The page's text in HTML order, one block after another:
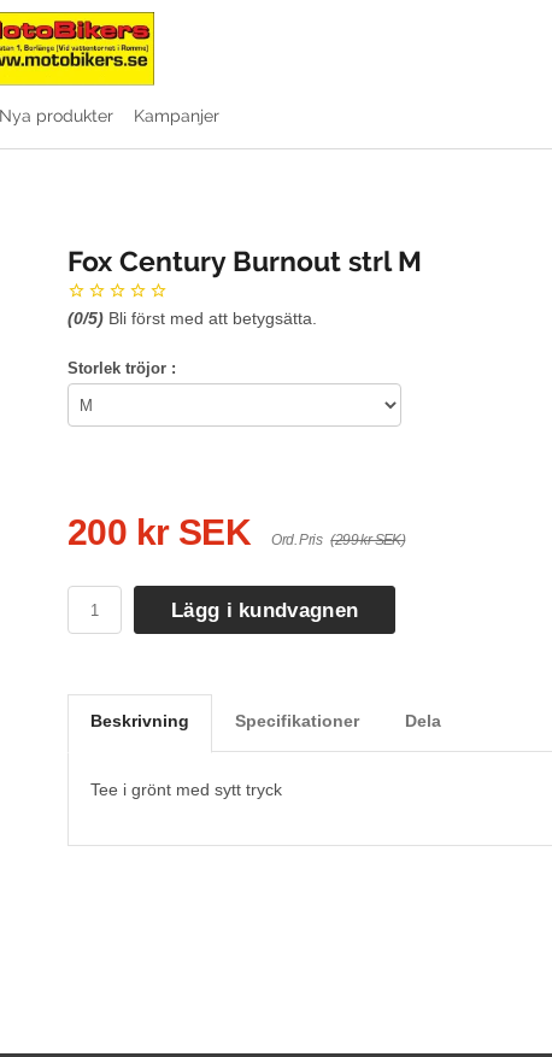
Nya produkter Kampanjer
Fox Century Burnout strl M
(0/5) Bli först med att betygsätta.
Storlek tröjor :
200 kr SEK Ord. Pris (299 kr SEK)
Lägg i kundvagnen
Beskrivning Specifikationer Dela
Tee i grönt med sytt tryck